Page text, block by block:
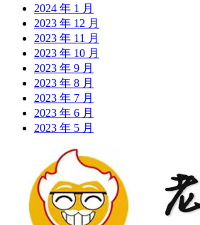
2024 年 1 月
2023 年 12 月
2023 年 11 月
2023 年 10 月
2023 年 9 月
2023 年 8 月
2023 年 7 月
2023 年 6 月
2023 年 5 月